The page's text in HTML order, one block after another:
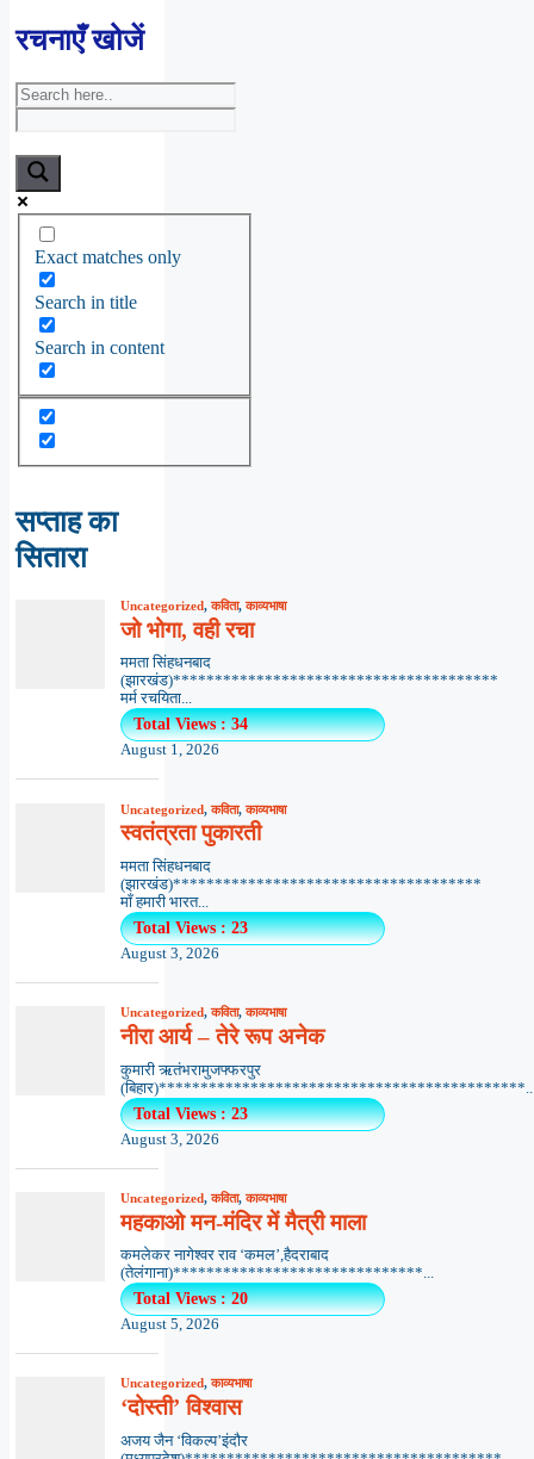
रचनाएँ खोजें
Exact matches only
Search in title
Search in content
सप्ताह का
सितारा